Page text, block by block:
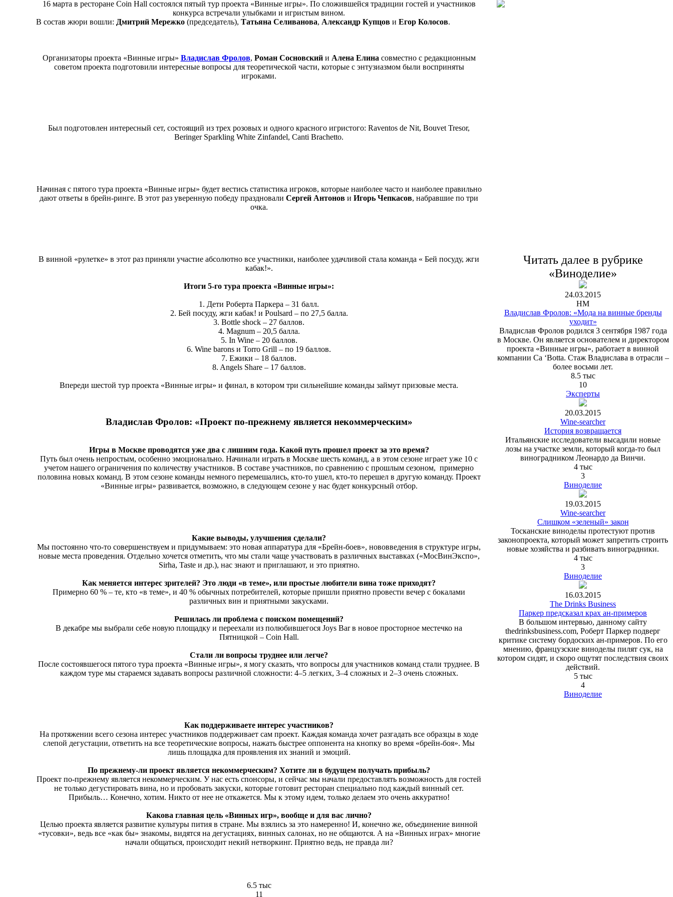
16 марта в ресторане Coin Hall состоялся пятый тур проекта «Винные игры». По сложившейся традиции гостей и участников
конкурса встречали улыбками и игристым вином.
В состав жюри вошли: Дмитрий Мережко (председатель), Татьяна Селиванова, Александр Купцов и Егор Колосов.
Организаторы проекта «Винные игры» Владислав Фролов, Роман Сосновский и Алена Елина совместно с редакционным
советом проекта подготовили интересные вопросы для теоретической части, которые с энтузиазмом были восприняты
игроками.
Был подготовлен интересный сет, состоящий из трех розовых и одного красного игристого: Raventos de Nit, Bouvet Tresor,
Beringer Sparkling White Zinfandel, Canti Brachetto.
Начиная с пятого тура проекта «Винные игры» будет вестись статистика игроков, которые наиболее часто и наиболее правильно
дают ответы в брейн-ринге. В этот раз уверенную победу праздновали Сергей Антонов и Игорь Чепкасов, набравшие по три
очка.
В винной «рулетке» в этот раз приняли участие абсолютно все участники, наиболее удачливой стала команда « Бей посуду, жги
кабак!».
Итоги 5-го тура проекта «Винные игры»:
1. Дети Роберта Паркера – 31 балл.
2. Бей посуду, жги кабак! и Poulsard – по 27,5 балла.
3. Bottle shock – 27 баллов.
4. Magnum – 20,5 балла.
5. In Wine – 20 баллов.
6. Wine barons и Torro Grill – по 19 баллов.
7. Ежики – 18 баллов.
8. Angels Share – 17 баллов.
Впереди шестой тур проекта «Винные игры» и финал, в котором три сильнейшие команды займут призовые места.
Владислав Фролов: «Проект по-прежнему является некоммерческим»
Игры в Москве проводятся уже два с лишним года. Какой путь прошел проект за это время?
Путь был очень непростым, особенно эмоционально. Начинали играть в Москве шесть команд, а в этом сезоне играет уже 10 с
учетом нашего ограничения по количеству участников. В составе участников, по сравнению с прошлым сезоном, примерно
половина новых команд. В этом сезоне команды немного перемешались, кто-то ушел, кто-то перешел в другую команду. Проект
«Винные игры» развивается, возможно, в следующем сезоне у нас будет конкурсный отбор.
Какие выводы, улучшения сделали?
Мы постоянно что-то совершенствуем и придумываем: это новая аппаратура для «Брейн-боев», нововведения в структуре игры,
новые места проведения. Отдельно хочется отметить, что мы стали чаще участвовать в различных выставках («МосВинЭкспо»,
Sirha, Taste и др.), нас знают и приглашают, и это приятно.
Как меняется интерес зрителей? Это люди «в теме», или простые любители вина тоже приходят?
Примерно 60 % – те, кто «в теме», и 40 % обычных потребителей, которые пришли приятно провести вечер с бокалами
различных вин и приятными закусками.
Решилась ли проблема с поиском помещений?
В декабре мы выбрали себе новую площадку и переехали из полюбившегося Joys Bar в новое просторное местечко на
Пятницкой – Coin Hall.
Стали ли вопросы труднее или легче?
После состоявшегося пятого тура проекта «Винные игры», я могу сказать, что вопросы для участников команд стали труднее. В
каждом туре мы стараемся задавать вопросы различной сложности: 4–5 легких, 3–4 сложных и 2–3 очень сложных.
Как поддерживаете интерес участников?
На протяжении всего сезона интерес участников поддерживает сам проект. Каждая команда хочет разгадать все образцы в ходе
слепой дегустации, ответить на все теоретические вопросы, нажать быстрее оппонента на кнопку во время «брейн-боя». Мы
лишь площадка для проявления их знаний и эмоций.
По прежнему-ли проект является некоммерческим? Хотите ли в будущем получать прибыль?
Проект по-прежнему является некоммерческим. У нас есть спонсоры, и сейчас мы начали предоставлять возможность для гостей
не только дегустировать вина, но и пробовать закуски, которые готовит ресторан специально под каждый винный сет.
Прибыль… Конечно, хотим. Никто от нее не откажется. Мы к этому идем, только делаем это очень аккуратно!
Какова главная цель «Винных игр», вообще и для вас лично?
Целью проекта является развитие культуры пития в стране. Мы взялись за это намеренно! И, конечно же, объединение винной
«тусовки», ведь все «как бы» знакомы, видятся на дегустациях, винных салонах, но не общаются. А на «Винных играх» многие
начали общаться, происходит некий нетворкинг. Приятно ведь, не правда ли?
6.5 тыс
11
Читать далее в рубрике
«Виноделие»
24.03.2015
HM
Владислав Фролов: «Мода на винные бренды
уходит»
Владислав Фролов родился 3 сентября 1987 года
в Москве. Он является основателем и директором
проекта «Винные игры», работает в винной
компании Ca ‘Botta. Стаж Владислава в отрасли –
более восьми лет.
8.5 тыс
10
Эксперты
20.03.2015
Wine-searcher
История возвращается
Итальянские исследователи высадили новые
лозы на участке земли, который когда-то был
виноградником Леонардо да Винчи.
4 тыс
3
Виноделие
19.03.2015
Wine-searcher
Слишком «зеленый» закон
Тосканские виноделы протестуют против
законопроекта, который может запретить строить
новые хозяйства и разбивать виноградники.
4 тыс
3
Виноделие
16.03.2015
The Drinks Business
Паркер предсказал крах ан-примеров
В большом интервью, данному сайту
thedrinksbusiness.com, Роберт Паркер подверг
критике систему бордоских ан-примеров. По его
мнению, французские виноделы пилят сук, на
котором сидят, и скоро ощутят последствия своих
действий.
5 тыс
4
Виноделие